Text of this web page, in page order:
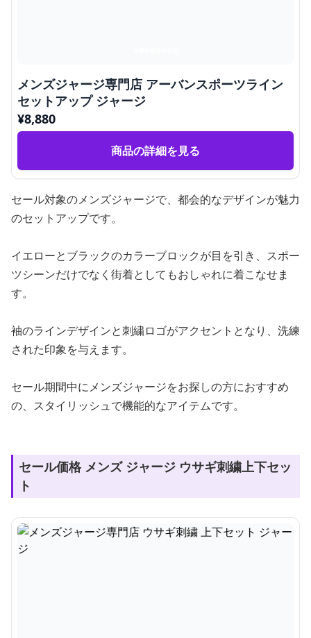
メンズジャージ専門店 アーバンスポーツライン
セットアップ ジャージ
¥8,880
商品の詳細を見る
セール対象のメンズジャージで、都会的なデザインが魅力
のセットアップです。
イエローとブラックのカラーブロックが目を引き、スポー
ツシーンだけでなく街着としてもおしゃれに着こなせま
す。
袖のラインデザインと刺繍ロゴがアクセントとなり、洗練
された印象を与えます。
セール期間中にメンズジャージをお探しの方におすすめ
の、スタイリッシュで機能的なアイテムです。
セール価格 メンズ ジャージ ウサギ刺繍上下セッ
ト